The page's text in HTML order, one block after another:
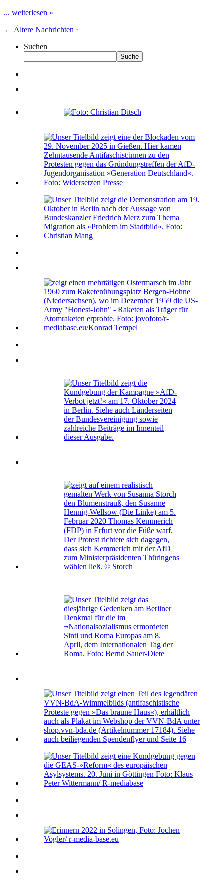
... weiterlesen »
← Ältere Nachrichten ·
Suchen
Suche